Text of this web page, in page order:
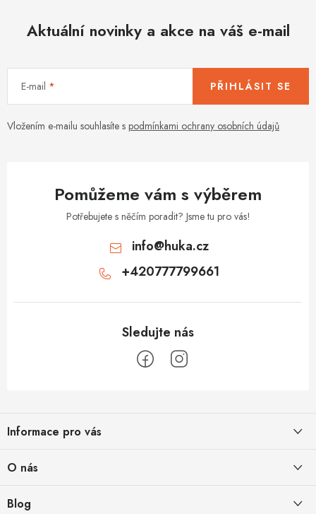
Aktuální novinky a akce na váš e-mail
E-mail
Vložením e-mailu souhlasíte s podmínkami ochrany osobních údajů
PŘIHLÁSIT SE
Pomůžeme vám s výběrem
Potřebujete s něčím poradit? Jsme tu pro vás!
info@huka.cz
+420777799661
pInformace pro vás
O nás
Blog